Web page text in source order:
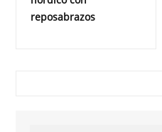
reposabrazos